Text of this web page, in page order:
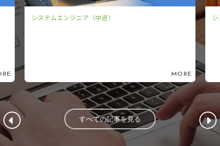
システムエンジニア（中途）
MORE
システ
すべての記事を見る